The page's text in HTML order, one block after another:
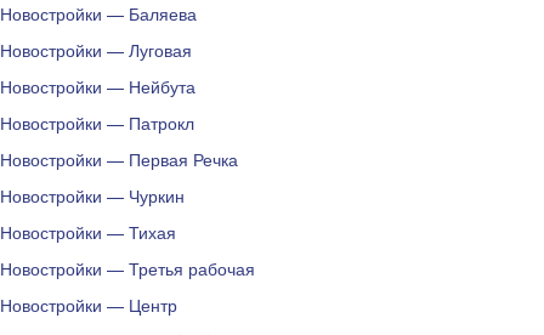
Новостройки — Баляева
Новостройки — Луговая
Новостройки — Нейбута
Новостройки — Патрокл
Новостройки — Первая Речка
Новостройки — Чуркин
Новостройки — Тихая
Новостройки — Третья рабочая
Новостройки — Центр